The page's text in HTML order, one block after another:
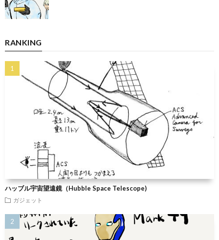
RANKING
ハッブル宇宙望遠鏡（Hubble Space Telescope)
ガジェット